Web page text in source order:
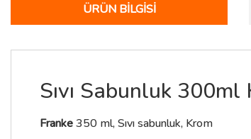
ÜRÜN BILGISI
Sıvı Sabunluk
Franke350 ml, Sıvı sabunluk, Krom